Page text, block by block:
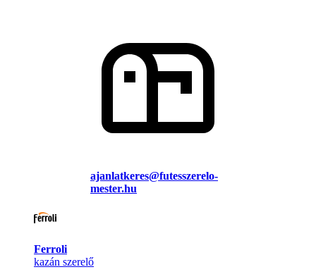
ajanlatkeres@futesszerelo-
mester.hu
Ferroli
kazán szerelő